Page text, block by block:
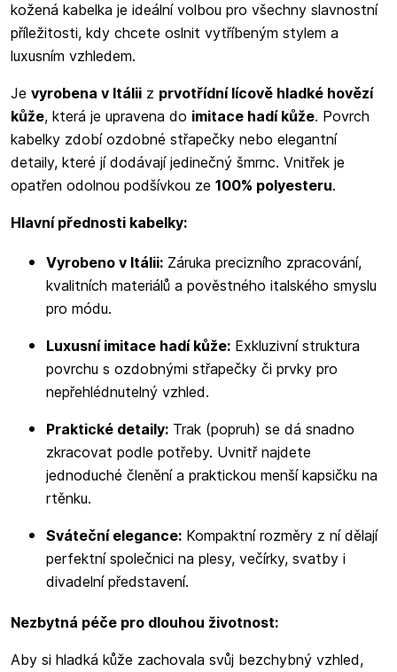
kožená kabelka je ideální volbou pro všechny slavnostní
příležitosti, kdy chcete oslnit vytříbeným stylem a
luxusním vzhledem.
Je vyrobena v Itálii z prvotřídní lícově hladké hovězí
kůže, která je upravena do imitace hadí kůže. Povrch
kabelky zdobí ozdobné střapečky nebo elegantní
detaily, které jí dodávají jedinečný šmrnc. Vnitřek je
opatřen odolnou podšívkou ze 100% polyesteru.
Hlavní přednosti kabelky:
Vyrobeno v Itálii: Záruka precizního zpracování,
kvalitních materiálů a pověstného italského smyslu
pro módu.
Luxusní imitace hadí kůže: Exkluzivní struktura
povrchu s ozdobnými střapečky či prvky pro
nepřehlédnutelný vzhled.
Praktické detaily: Trak (popruh) se dá snadno
zkracovat podle potřeby. Uvnitř najdete
jednoduché členění a praktickou menší kapsičku na
rtěnku.
Sváteční elegance: Kompaktní rozměry z ní dělají
perfektní společnici na plesy, večírky, svatby i
divadelní představení.
Nezbytná péče pro dlouhou životnost:
Aby si hladká kůže zachovala svůj bezchybný vzhled,